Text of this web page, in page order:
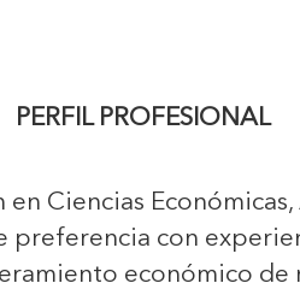
PERFIL PROFESIONAL
en Ciencias
preferencia con
económico de